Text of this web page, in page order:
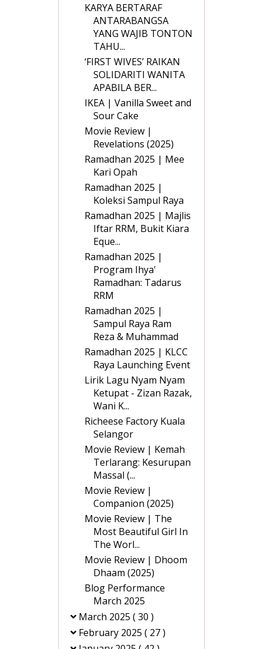
KARYA BERTARAF
ANTARABANGSA
YANG WAJIB TONTON
TAHU...
‘FIRST WIVES’ RAIKAN
SOLIDARITI WANITA
APABILA BER...
IKEA | Vanilla Sweet and
Sour Cake
Movie Review |
Revelations (2025)
Ramadhan 2025 | Mee
Kari Opah
Ramadhan 2025 |
Koleksi Sampul Raya
Ramadhan 2025 | Majlis
Iftar RRM, Bukit Kiara
Eque...
Ramadhan 2025 |
Program Ihya'
Ramadhan: Tadarus
RRM
Ramadhan 2025 |
Sampul Raya Ram
Reza & Muhammad
Ramadhan 2025 | KLCC
Raya Launching Event
Lirik Lagu Nyam Nyam
Ketupat - Zizan Razak,
Wani K...
Richeese Factory Kuala
Selangor
Movie Review | Kemah
Terlarang: Kesurupan
Massal (...
Movie Review |
Companion (2025)
Movie Review | The
Most Beautiful Girl In
The Worl...
Movie Review | Dhoom
Dhaam (2025)
Blog Performance
March 2025
March 2025 ( 30 )
February 2025 ( 27 )